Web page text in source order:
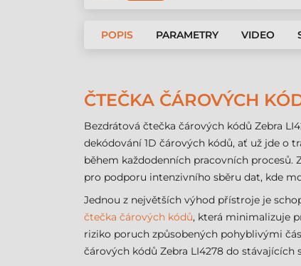
POPIS PARAMETRY VIDEO
ČTEČKA ČÁROVÝCH
Bezdrátová čtečka čárových kódů Zebra
dekódování 1D čárových kódů, ať už jde o
během každodenních pracovních
pro podporu intenzivního sběru dat, kde
Jednou z největších výhod přístroje je
čtečka čárových kódů, která minimalizuje
riziko poruch způsobených pohyblivými
čárových kódů Zebra LI4278 do stávajících